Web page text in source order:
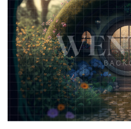
Galeria
imagens